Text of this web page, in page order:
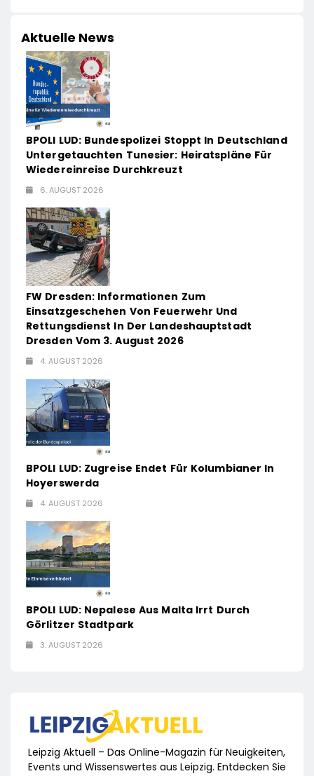
Aktuelle News
BPOLI LUD: Bundespolizei Stoppt In Deutschland
Untergetauchten Tunesier: Heiratspläne Für
Wiedereinreise Durchkreuzt
6. AUGUST 2026
FW Dresden: Informationen Zum
Einsatzgeschehen Von Feuerwehr Und
Rettungsdienst In Der Landeshauptstadt
Dresden Vom 3. August 2026
4. AUGUST 2026
BPOLI LUD: Zugreise Endet Für Kolumbianer In
Hoyerswerda
4. AUGUST 2026
BPOLI LUD: Nepalese Aus Malta Irrt Durch
Görlitzer Stadtpark
3. AUGUST 2026
Leipzig Aktuell – Das Online-Magazin für Neuigkeiten,
Events und Wissenswertes aus Leipzig. Entdecken Sie